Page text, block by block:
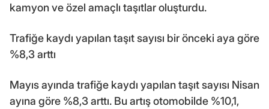
kamyon ve özel amaçlı taşıtlar oluşturdu.
Trafiğe kaydı yapılan taşıt sayısı bir önceki aya göre
%8,3 arttı
Mayıs ayında trafiğe kaydı yapılan taşıt sayısı Nisan
ayına göre %8,3 arttı. Bu artış otomobilde %10,1,